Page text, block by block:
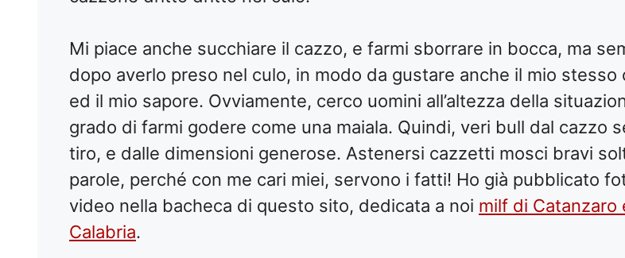
Mi piace anche succhiare il cazzo, e farmi sborrare in bocca, ma
dopo averlo preso nel culo, in modo da gustare anche il mio stesso
ed il mio sapore. Ovviamente, cerco uomini all’altezza della
grado di farmi godere come una maiala. Quindi, veri bull dal cazzo
tiro, e dalle dimensioni generose. Astenersi cazzetti mosci bravi
parole, perché con me cari miei, servono i fatti! Ho già pubblicato
video nella bacheca di questo sito, dedicata a noi milf di Catanzaro
Calabria.